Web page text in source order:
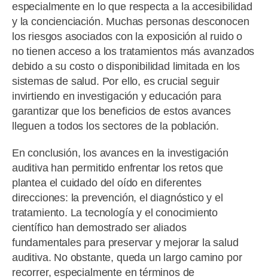
especialmente en lo que respecta a la accesibilidad
y la concienciación. Muchas personas desconocen
los riesgos asociados con la exposición al ruido o
no tienen acceso a los tratamientos más avanzados
debido a su costo o disponibilidad limitada en los
sistemas de salud. Por ello, es crucial seguir
invirtiendo en investigación y educación para
garantizar que los beneficios de estos avances
lleguen a todos los sectores de la población.
En conclusión, los avances en la investigación
auditiva han permitido enfrentar los retos que
plantea el cuidado del oído en diferentes
direcciones: la prevención, el diagnóstico y el
tratamiento. La tecnología y el conocimiento
científico han demostrado ser aliados
fundamentales para preservar y mejorar la salud
auditiva. No obstante, queda un largo camino por
recorrer, especialmente en términos de